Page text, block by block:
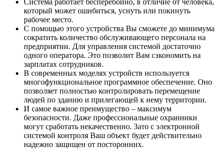
который может ошибиться, уснуть или покинуть
рабочее место.
С помощью этого устройства Вы сможете до минимума
сократить количество обслуживающего персонала на
предприятии. Для управления системой достаточно
одного оператора. Это позволит Вам сэкономить на
зарплатах сотрудников.
В современных моделях устройств используется
многофункциональное программное обеспечение. Оно
позволяет полностью контролировать перемещение
людей по зданию и прилегающей к нему территории.
И самое важное преимущество – максимум
безопасности. Даже профессиональные охранники
могут сработать некачественно. Зато с электронной
системой контроля Ваш объект будет действительно
надежно защищен от посторонних.